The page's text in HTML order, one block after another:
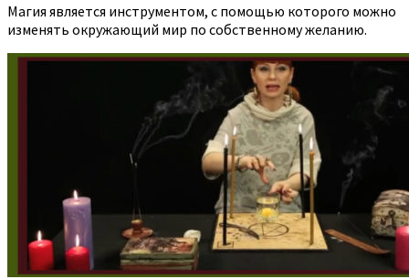
Магия является инструментом, с помощью которого можно
изменять окружающий мир по собственному желанию.